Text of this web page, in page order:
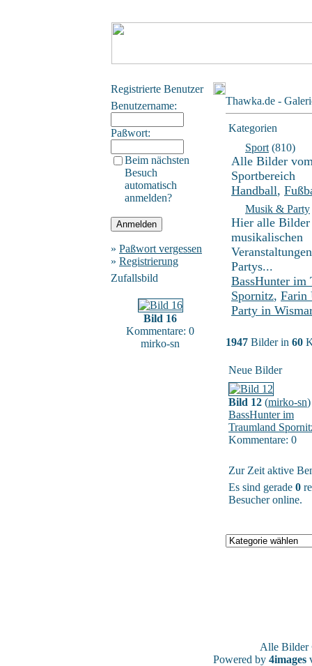
Registrierte Benutzer
Benutzername:
Paßwort:
Beim nächsten
Besuch
automatisch
anmelden?
» Paßwort vergessen
» Registrierung
Zufallsbild
Bild 16
Kommentare: 0
mirko-sn
Thawka.de -
Kategorien
Sport (810)
Alle Bilder
Sportbereich
Handball,
Musik & Party
Hier alle
musikalischen
Partys...
BassHunter im
Spornitz, Farin
Party in
1947 Bilder in 60
Neue Bilder
Bild 12 (mirko-sn)
BassHunter im
Traumland
Kommentare: 0
Zur Zeit aktive
Es sind gerade 0
Besucher online.
Alle
Powered by 4images